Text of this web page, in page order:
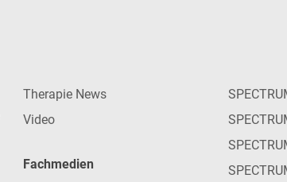
Therapie News
Video
Fachmedien